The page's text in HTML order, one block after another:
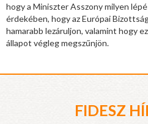
hogy a Miniszter Asszony milyen
érdekében, hogy az Európai
hamarabb lezáruljon, valamint hogy
állapot végleg megszűnjön.
FIDESZ